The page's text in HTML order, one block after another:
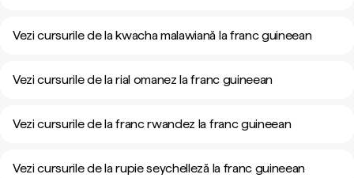
Vezi cursurile de la kwacha malawiană la franc guineean
Vezi cursurile de la rial omanez la franc guineean
Vezi cursurile de la franc rwandez la franc guineean
Vezi cursurile de la rupie seychelleză la franc guineean